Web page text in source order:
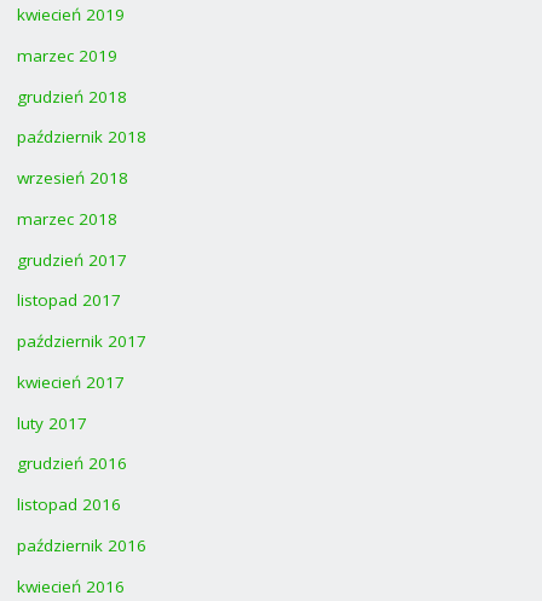
kwiecień 2019
marzec 2019
grudzień 2018
październik 2018
wrzesień 2018
marzec 2018
grudzień 2017
listopad 2017
październik 2017
kwiecień 2017
luty 2017
grudzień 2016
listopad 2016
październik 2016
kwiecień 2016